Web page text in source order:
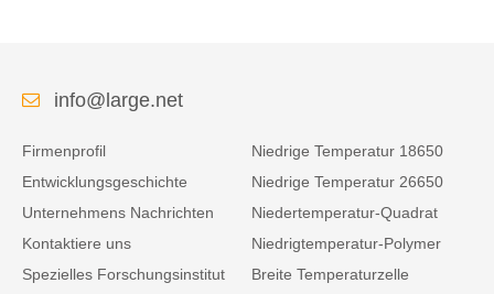
info@large.net
Firmenprofil
Entwicklungsgeschichte
Unternehmens Nachrichten
Kontaktiere uns
Spezielles Forschungsinstitut
Niedrige Temperatur 18650
Niedrige Temperatur 26650
Niedertemperatur-Quadrat
Niedrigtemperatur-Polymer
Breite Temperaturzelle